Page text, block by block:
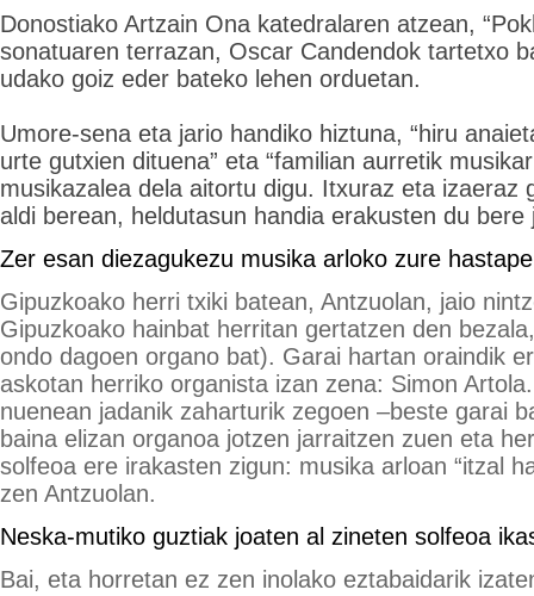
Donostiako Artzain Ona katedralaren atzean,
sonatuaren terrazan, Oscar Candendok tartetxo
udako goiz eder bateko lehen orduetan.
Umore-sena eta jario handiko hiztuna, “hiru
urte gutxien dituena” eta “familian aurretik
musikazalea dela aitortu digu. Itxuraz eta izaeraz
aldi berean, heldutasun handia erakusten du bere
Zer esan diezagukezu musika arloko zure
Gipuzkoako herri txiki batean, Antzuolan, jaio
Gipuzkoako hainbat herritan gertatzen den
ondo dagoen organo bat). Garai hartan oraindik
askotan herriko organista izan zena: Simon
nuenean jadanik zaharturik zegoen –beste garai
baina elizan organoa jotzen jarraitzen zuen eta
solfeoa ere irakasten zigun: musika arloan “itzal
zen Antzuolan.
Neska-mutiko guztiak joaten al zineten solfeoa
Bai, eta horretan ez zen inolako eztabaidarik